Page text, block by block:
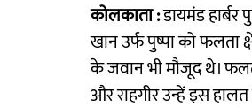
कोलकाता :डायमंड
खान उर्फ पुष्पा को फलता
के जवान भी मौजूद थे।
और राहगीर उन्हें इस